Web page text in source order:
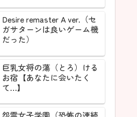
Desire remaster A ver.（セ
ガサターンは良いゲーム機
だった）
巨乳女将の蕩（とろ）ける
お宿【あなたに会いたく
て…】